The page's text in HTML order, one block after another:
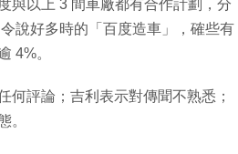
與以上 3 間車廠都有合作計劃，分
說好多時的「百度造車」，確些有
4%。
評論；吉利表示對傳聞不熟悉；
。